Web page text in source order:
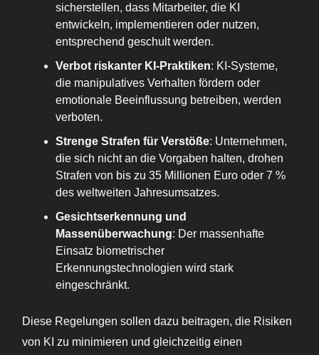
sicherstellen, dass Mitarbeiter, die KI
entwickeln, implementieren oder nutzen,
entsprechend geschult werden.
Verbot riskanter KI-Praktiken: KI-Systeme,
die manipulatives Verhalten fördern oder
emotionale Beeinflussung betreiben, werden
verboten.
Strenge Strafen für Verstöße: Unternehmen,
die sich nicht an die Vorgaben halten, drohen
Strafen von bis zu 35 Millionen Euro oder 7 %
des weltweiten Jahresumsatzes.
Gesichtserkennung und
Massenüberwachung: Der massenhafte
Einsatz biometrischer
Erkennungstechnologien wird stark
eingeschränkt.
Diese Regelungen sollen dazu beitragen, die Risiken
von KI zu minimieren und gleichzeitig einen